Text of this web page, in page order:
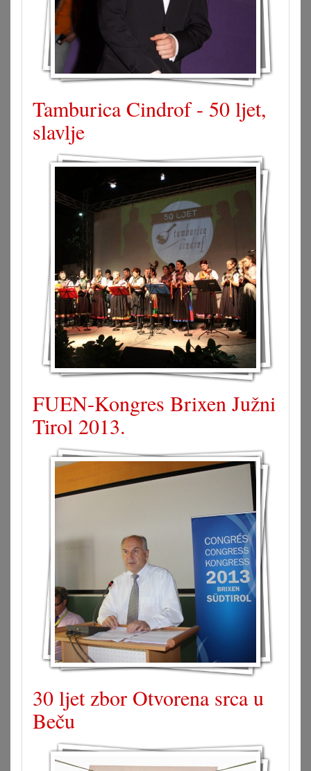
Tamburica Cindrof - 50 ljet,
slavlje
FUEN-Kongres Brixen Južni
Tirol 2013.
30 ljet zbor Otvorena srca u
Beču